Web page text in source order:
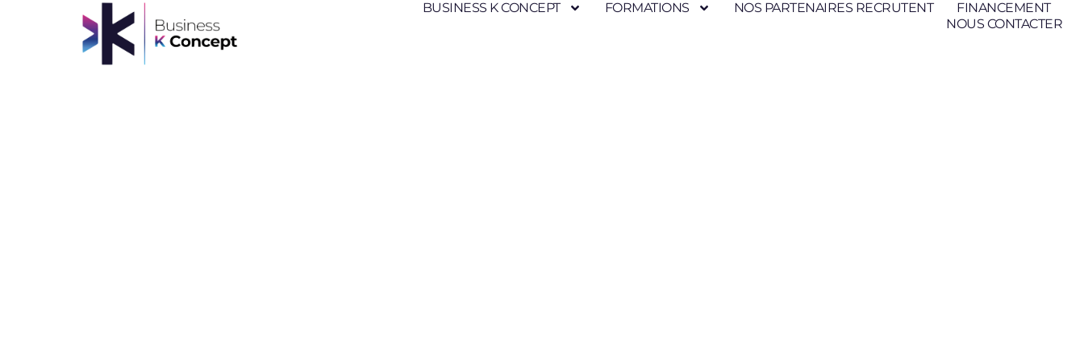
BUSINESS K CONCEPT FORMATIONS NOS PARTENAIRES RECRUTENT
FINANCEMENT
NOUS CONTACTER